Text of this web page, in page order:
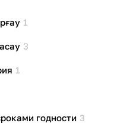
1
3
1
годности 3